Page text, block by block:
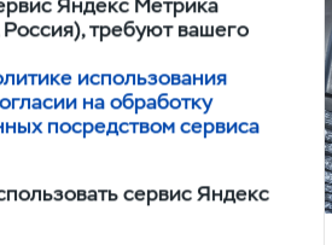
требуют вашего
использования
на обработку
посредством сервиса
сервис Яндекс